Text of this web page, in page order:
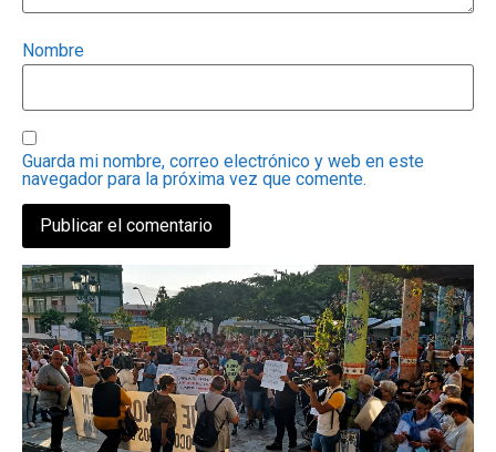
Nombre
Guarda mi nombre, correo electrónico y web en este
navegador para la próxima vez que comente.